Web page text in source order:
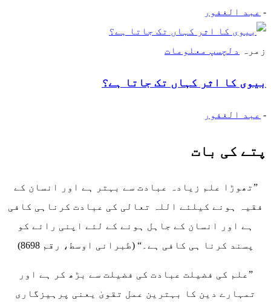
- عبد الغفور
زمرہ دلچسپ معلومات
بیوی کا اثر کہاں تک جاتا ہے؟
- عبد الغفور
پتے کی بات
”تھوڑا علم زیادہ عبادت سے بہتر ہے اور انسان کے
فقیہ ہونے کیلئے اللہ تعالی کی عبادت کرناہی کافی
ہے اور انسان کے جاہل ہونے کے لئے اپنی رائے کو
پسند کرنا ہی کافی ہے۔“ (طبرانی اوسط، رقم 8698)
”علم کی فضیلت عبادت کی فضیلت سے بڑھ کر ہے اور
تمہارے دین کا بہترین عمل تقویٰ یعنی پرہیزگاری